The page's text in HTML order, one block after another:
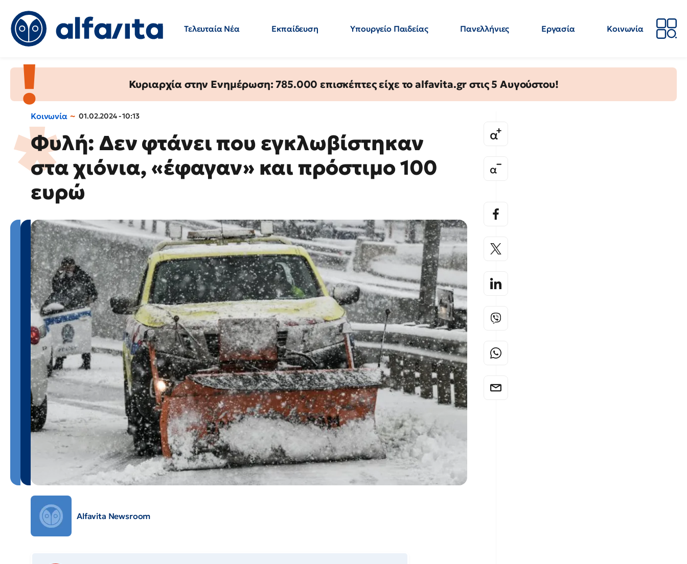
Τελευταία Νέα Εκπαίδευση Υπουργείο Παιδείας Πανελλήνιες Εργασία
Κοινωνία
Κυριαρχία στην Ενημέρωση: 785.000 επισκέπτες είχε το alfavita.gr στις 5 Αυγούστου!
Κοινωνία 01.02.2024 - 10:13
Φυλή: Δεν φτάνει που εγκλωβίστηκαν
στα χιόνια, «έφαγαν» και πρόστιμο 100
ευρώ
Alfavita Newsroom